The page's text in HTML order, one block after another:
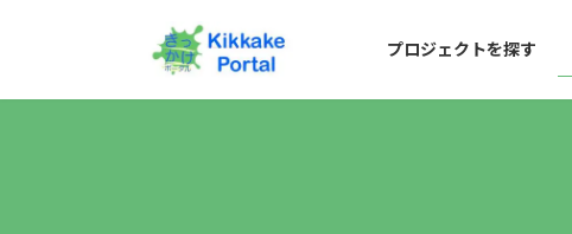
プロジェクトを探す